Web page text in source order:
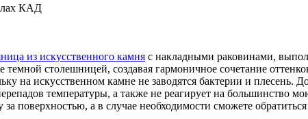
КАД
из искусственного камня с накладными раковинами,
темной столешницей, создавая гармоничное сочетание
на искусственном камне не заводятся бактерии и плесень.
температуры, а также не реагирует на большинство
поверхностью, а в случае необходимости сможете обратиться